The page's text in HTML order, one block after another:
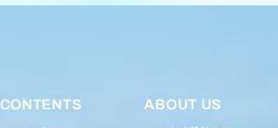
CONTENTS ABOUT US